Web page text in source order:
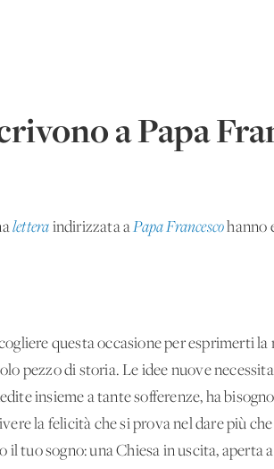
a Papa
lettera indirizzata aPapa Francescohanno
questa occasione per esprimerti
pezzo di storia. Le idee nuove
insieme a tante sofferenze, ha
la felicità che si prova nel dare più
tuo sogno: una Chiesa in uscita,